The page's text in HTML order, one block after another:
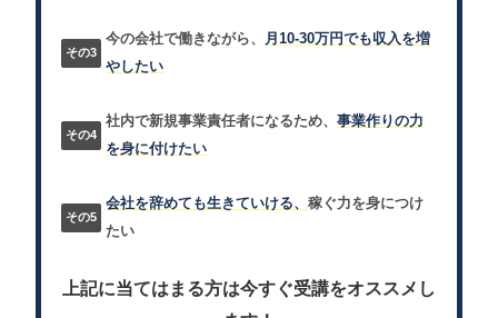
今の会社で働きながら、
月10-30万円でも収入を増
やしたい
社内で新規事業責任者になるため、事業作りの力
を身に付けたい
会社を辞めても生きていける、稼ぐ力を身につけ
たい
上記に当てはまる方は今すぐ受講をオススメし